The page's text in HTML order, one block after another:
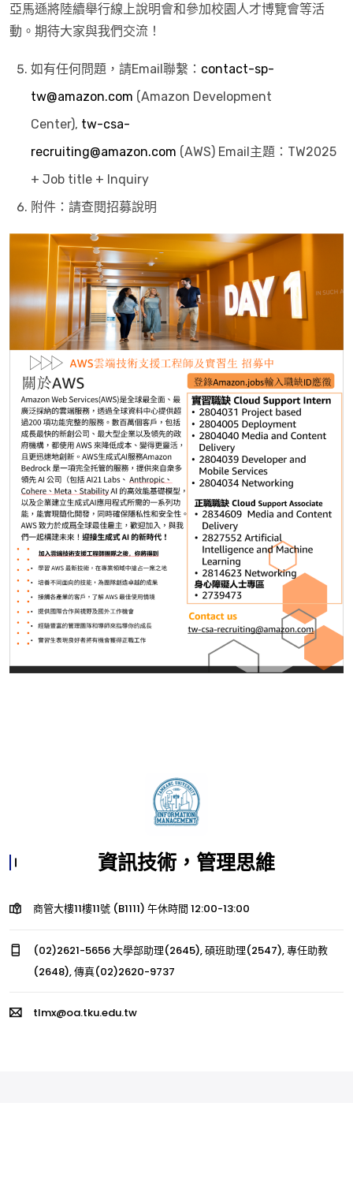
亞馬遜將陸續舉行線上說明會和參加校園人才博覽會等活
動。期待大家與我們交流！
如有任何問題，請Email聯繫： contact-sp-
tw@amazon.com (Amazon Development
Center), tw-csa-
recruiting@amazon.com (AWS) Email主題：TW2025
+ Job title + Inquiry
附件：請查閱招募說明
資訊技術，管理思維
商管大樓11樓11號 (B1111) 午休時間 12:00-13:00
(02)2621-5656 大學部助理(2645), 碩班助理(2547), 專任助教
(2648), 傳真(02)2620-9737
tlmx@oa.tku.edu.tw